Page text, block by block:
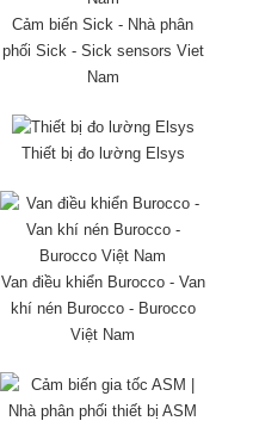
Cảm biến Sick - Nhà phân
phối Sick - Sick sensors Viet
Nam
Thiết bị đo lường Elsys
Van điều khiển Burocco - Van
khí nén Burocco - Burocco
Việt Nam